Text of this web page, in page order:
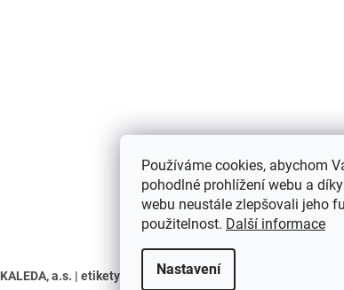
Používáme cookies, abychom
pohodlné prohlížení webu a
webu neustále zlepšovali jeho
použitelnost. Další informace
Nastavení
KALEDA, a.s. | etikety-stitky.cz. Všechna práva vyhrazena.